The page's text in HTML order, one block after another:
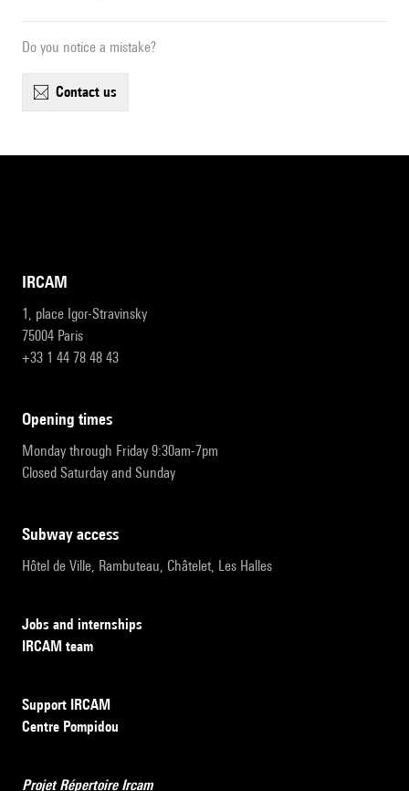
Do you notice a mistake?
contact us
IRCAM
1, place Igor-Stravinsky
75004 Paris
+33 1 44 78 48 43
opening times
Monday through Friday 9:30am-7pm
Closed Saturday and Sunday
subway access
Hôtel de Ville, Rambuteau, Châtelet, Les Halles
Jobs and internships
IRCAM team
Support IRCAM
Centre Pompidou
Projet Répertoire Ircam